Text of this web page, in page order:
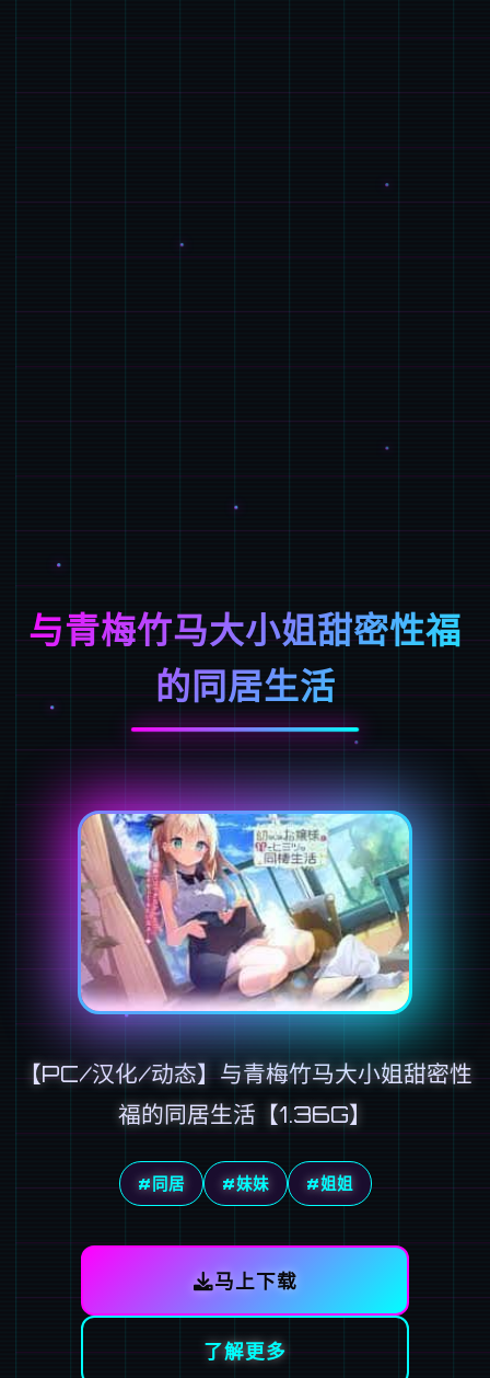
与青梅竹马大小姐甜密性福
的同居生活
【PC/汉化/动态】与青梅竹马大小姐甜密性
福的同居生活【1.36G】
#同居 #妹妹 #姐姐
马上下载
了解更多